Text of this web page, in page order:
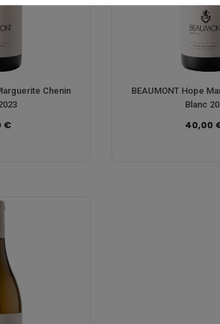
Chenin
€
BEAUMONT Hope
Blanc
40,00